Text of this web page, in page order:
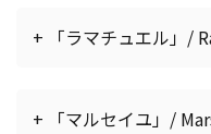
+ 「ラマチュエル」/
+ 「マルセイユ」/